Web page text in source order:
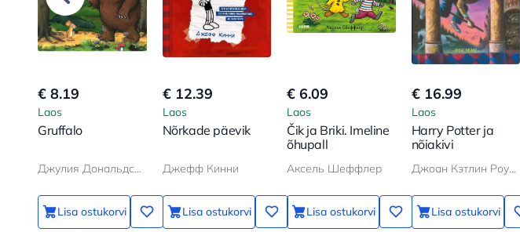
€ 8.19
Laos
Gruffalo
Джулия Дональдсон, Аксель Шеффлер
Lisa ostukorvi
€ 12.39
Laos
Nõrkade päevik
Джефф Кинни
Lisa ostukorvi
€ 6.09
Laos
Čik ja Briki. Imeline
õhupall
Аксель Шеффлер
Lisa ostukorvi
€ 16.99
Laos
Harry Potter ja
nõiakivi
Джоан Кэтлин Роулинг
Lisa ostukorvi